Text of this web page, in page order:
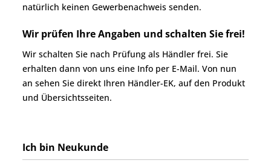
natürlich keinen Gewerbenachweis senden.
Wir prüfen Ihre Angaben und schalten Sie frei!
Wir schalten Sie nach Prüfung als Händler frei. Sie
erhalten dann von uns eine Info per E-Mail. Von nun
an sehen Sie direkt Ihren Händler-EK, auf den Produkt
und Übersichtsseiten.
Ich bin Neukunde